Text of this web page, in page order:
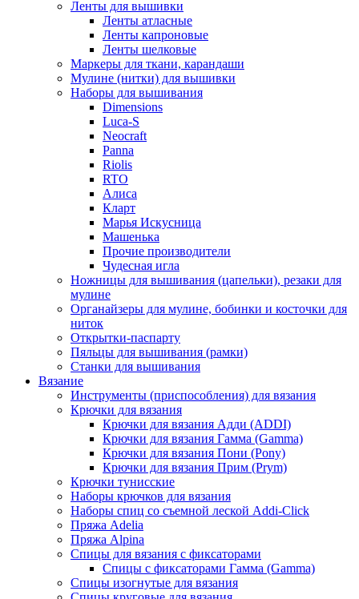
Ленты для вышивки
Ленты атласные
Ленты капроновые
Ленты шелковые
Маркеры для ткани, карандаши
Мулине (нитки) для вышивки
Наборы для вышивания
Dimensions
Luca-S
Neocraft
Panna
Riolis
RTO
Алиса
Кларт
Марья Искусница
Машенька
Прочие производители
Чудесная игла
Ножницы для вышивания (цапельки), резаки для
мулине
Органайзеры для мулине, бобинки и косточки для
ниток
Открытки-паспарту
Пяльцы для вышивания (рамки)
Станки для вышивания
Вязание
Инструменты (приспособления) для вязания
Крючки для вязания
Крючки для вязания Адди (ADDI)
Крючки для вязания Гамма (Gamma)
Крючки для вязания Пони (Pony)
Крючки для вязания Прим (Prym)
Крючки тунисские
Наборы крючков для вязания
Наборы спиц со съемной леской Addi-Click
Пряжа Adelia
Пряжа Alpina
Спицы для вязания с фиксаторами
Спицы с фиксаторами Гамма (Gamma)
Спицы изогнутые для вязания